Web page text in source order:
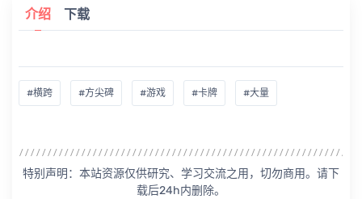
介绍 下载
#横跨 #方尖碑 #游戏 #卡牌 #大量
特别声明：本站资源仅供研究、学习交流之用，切勿商用。请下
载后24h内删除。